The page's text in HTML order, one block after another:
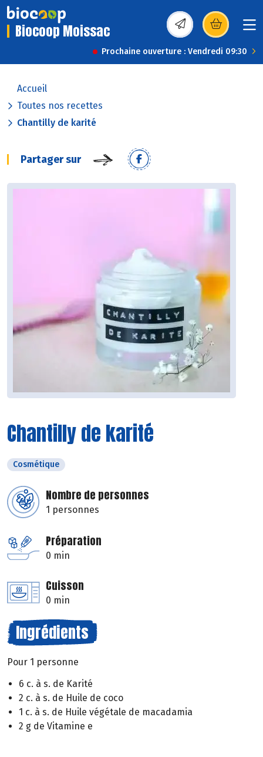
Biocoop Moissac (s’ouvre dans une
Prochaine ouverture : Vendredi 09:30
Accueil
Toutes nos recettes
Chantilly de karité
Partager sur
Chantilly de karité
Cosmétique
Nombre de personnes
1 personnes
Préparation
0 min
Cuisson
0 min
Ingrédients
Pour 1 personne
6 c. à s. de Karité
2 c. à s. de Huile de coco
1 c. à s. de Huile végétale de macadamia
2 g de Vitamine e